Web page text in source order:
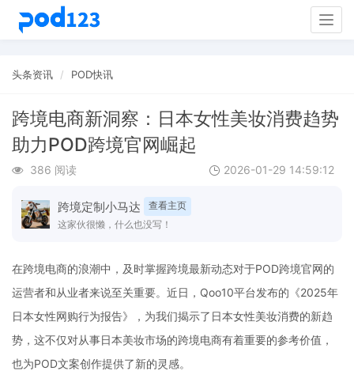
头条资讯 POD快讯
跨境电商新洞察：日本女性美妆消费趋势
助力POD跨境官网崛起
386 阅读 2026-01-29 14:59:12
跨境定制小马达
查看主页
这家伙很懒，什么也没写！
在跨境电商的浪潮中，及时掌握跨境最新动态对于POD跨境官网的
运营者和从业者来说至关重要。近日，Qoo10平台发布的《2025年
日本女性网购行为报告》，为我们揭示了日本女性美妆消费的新趋
势，这不仅对从事日本美妆市场的跨境电商有着重要的参考价值，
也为POD文案创作提供了新的灵感。